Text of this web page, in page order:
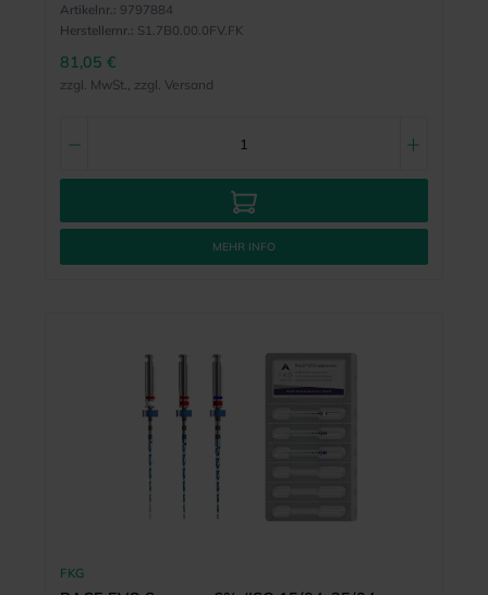
Artikelnr.: 9797884
Herstellernr.: S1.7B0.00.0FV.FK
81,05 €
zzgl. MwSt., zzgl. Versand
MEHR INFO
FKG